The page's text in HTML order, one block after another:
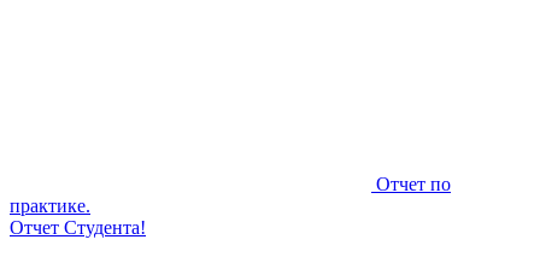
Отчет по
практике.
Отчет Студента!